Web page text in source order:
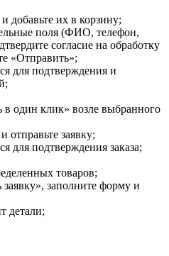
добавьте их в корзину;
поля (ФИО, телефон,
согласие на обработку
«Отправить»;
для подтверждения и
один клик» возле выбранного
отправьте заявку;
для подтверждения заказа;
товаров;
заполните форму и
детали;